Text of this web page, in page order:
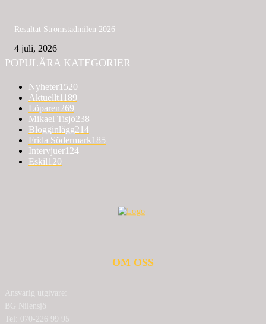
Resultat Strömstadmilen 2026
4 juli, 2026
POPULÄRA KATEGORIER
Nyheter1520
Aktuellt1189
Löparen269
Mikael Tisjö238
Blogginlägg214
Frida Södermark185
Intervjuer124
Eskil120
OM OSS
Ansvarig utgivare:
BG Nilensjö
Tel: 070-226 99 95